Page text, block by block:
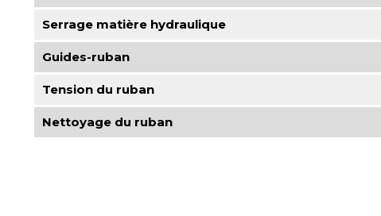
Serrage matière hydraulique
Guides-ruban
Tension du ruban
Nettoyage du ruban